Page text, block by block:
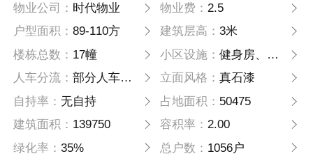
物业公司： 时代物业 物业费： 2.5
户型面积：89-110方 建筑层高： 3米
楼栋总数： 17幢 小区设施： 健身房、咖啡吧、书吧
人车分流：部分人车分流 立面风格： 真石漆
自持率：无自持 占地面积： 50475
建筑面积： 139750 容积率： 2.00
绿化率：35% 总户数： 1056户